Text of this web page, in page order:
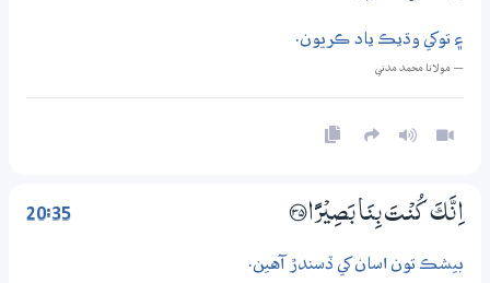
۽ توکي وڌيڪ ياد ڪريون.
— مولانا محمد مدني
20:35 اِنَّكَ كُنْتَ بِنَا بَصِيْرًا ؁35
بيشڪ تون اسان کي ڏسندڙ آهين.